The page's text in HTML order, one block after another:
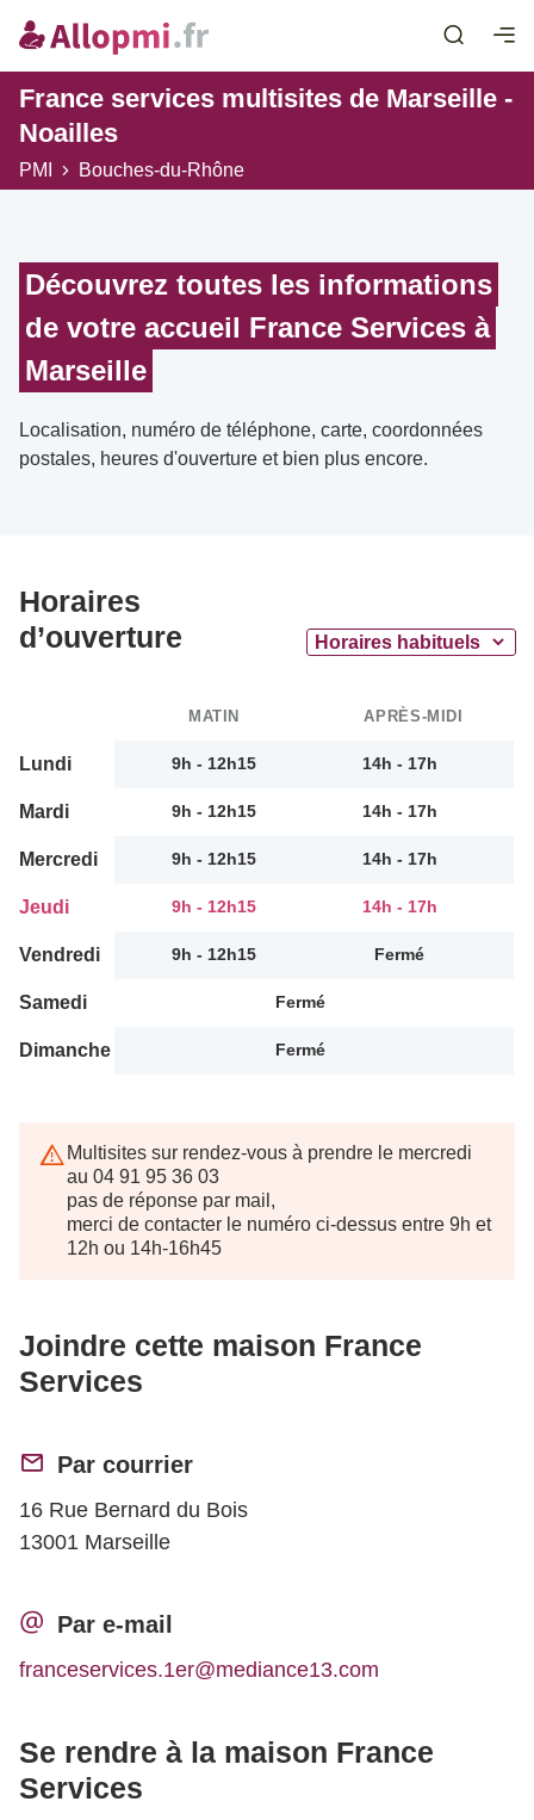
France services multisites de Marseille -
Noailles
PMI Bouches-du-Rhône
Découvrez toutes les informations
de votre accueil France Services à
Marseille
Localisation, numéro de téléphone, carte, coordonnées
postales, heures d'ouverture et bien plus encore.
Horaires
d’ouverture
MATIN APRÈS-MIDI
Lundi 9h - 12h15 14h - 17h
Mardi 9h - 12h15 14h - 17h
Mercredi 9h - 12h15 14h - 17h
Jeudi 9h - 12h15 14h - 17h
Vendredi 9h - 12h15 Fermé
Samedi Fermé
Dimanche Fermé
Multisites sur rendez-vous à prendre le mercredi
au 04 91 95 36 03
pas de réponse par mail,
merci de contacter le numéro ci-dessus entre 9h et
12h ou 14h-16h45
Joindre cette maison France
Services
Par courrier
16 Rue Bernard du Bois
13001 Marseille
Par e-mail
franceservices.1er@mediance13.com
Se rendre à la maison France
Services